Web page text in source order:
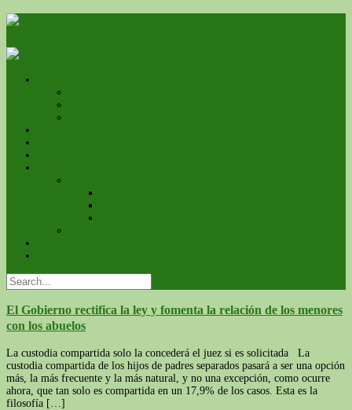
El Gobierno rectifica la ley y fomenta la relación de los menores
con los abuelos
La custodia compartida solo la concederá el juez si es solicitada La
custodia compartida de los hijos de padres separados pasará a ser una opción
más, la más frecuente y la más natural, y no una excepción, como ocurre
ahora, que tan solo es compartida en un 17,9% de los casos. Esta es la
filosofía […]